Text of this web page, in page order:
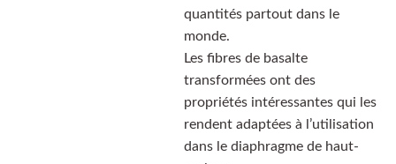
quantités partout dans le
monde.
Les fibres de basalte
transformées ont des
propriétés intéressantes qui les
rendent adaptées à l’utilisation
dans le diaphragme de haut-